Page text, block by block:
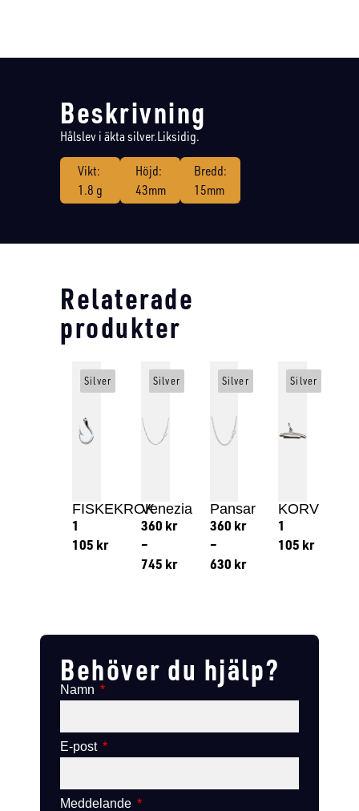
Beskrivning
Hålslev i äkta silver.Liksidig.
Vikt:
1.8 g
Höjd:
43mm
Bredd:
15mm
Relaterade
produkter
FISKEKROK
1
105 kr
Silver
Venezia
360 kr
–
745 kr
Silver
Pansar
360 kr
–
630 kr
Silver
KORV
1
105 kr
Silver
Behöver du hjälp?
Namn
E-post
Meddelande